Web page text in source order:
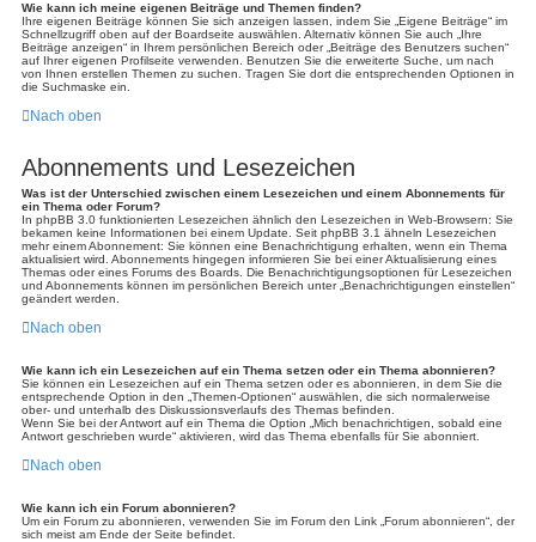
Wie kann ich meine eigenen Beiträge und Themen finden?
Ihre eigenen Beiträge können Sie sich anzeigen lassen, indem Sie „Eigene Beiträge“ im
Schnellzugriff oben auf der Boardseite auswählen. Alternativ können Sie auch „Ihre
Beiträge anzeigen“ in Ihrem persönlichen Bereich oder „Beiträge des Benutzers suchen“
auf Ihrer eigenen Profilseite verwenden. Benutzen Sie die erweiterte Suche, um nach
von Ihnen erstellen Themen zu suchen. Tragen Sie dort die entsprechenden Optionen in
die Suchmaske ein.
Nach oben
Abonnements und Lesezeichen
Was ist der Unterschied zwischen einem Lesezeichen und einem Abonnements für
ein Thema oder Forum?
In phpBB 3.0 funktionierten Lesezeichen ähnlich den Lesezeichen in Web-Browsern: Sie
bekamen keine Informationen bei einem Update. Seit phpBB 3.1 ähneln Lesezeichen
mehr einem Abonnement: Sie können eine Benachrichtigung erhalten, wenn ein Thema
aktualisiert wird. Abonnements hingegen informieren Sie bei einer Aktualisierung eines
Themas oder eines Forums des Boards. Die Benachrichtigungsoptionen für Lesezeichen
und Abonnements können im persönlichen Bereich unter „Benachrichtigungen einstellen“
geändert werden.
Nach oben
Wie kann ich ein Lesezeichen auf ein Thema setzen oder ein Thema abonnieren?
Sie können ein Lesezeichen auf ein Thema setzen oder es abonnieren, in dem Sie die
entsprechende Option in den „Themen-Optionen“ auswählen, die sich normalerweise
ober- und unterhalb des Diskussionsverlaufs des Themas befinden.
Wenn Sie bei der Antwort auf ein Thema die Option „Mich benachrichtigen, sobald eine
Antwort geschrieben wurde“ aktivieren, wird das Thema ebenfalls für Sie abonniert.
Nach oben
Wie kann ich ein Forum abonnieren?
Um ein Forum zu abonnieren, verwenden Sie im Forum den Link „Forum abonnieren“, der
sich meist am Ende der Seite befindet.